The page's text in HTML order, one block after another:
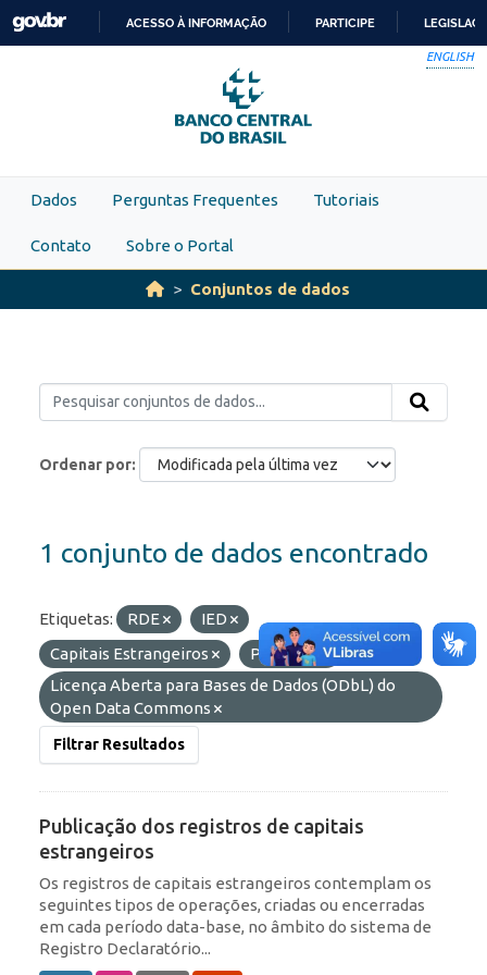
Skip to main content
PARA
O
CONTEÚDO
ACESSO À INFORMAÇÃO PARTICIPE
ENGLISH
Dados Perguntas Frequentes Tutoriais
Contato Sobre o Portal
Conjuntos de dados
Ordenar por
1 conjunto de dados encontrado
Etiquetas: RDE
IED
Capitais Estrangeiros
Portfólio
Licenças:
Licença Aberta para Bases de Dados (ODbL) do
Open Data Commons
Filtrar Resultados
Publicação dos registros de capitais
estrangeiros
Os registros de capitais estrangeiros contemplam os
seguintes tipos de operações, criadas ou encerradas
em cada período data-base, no âmbito do sistema de
Registro Declaratório...